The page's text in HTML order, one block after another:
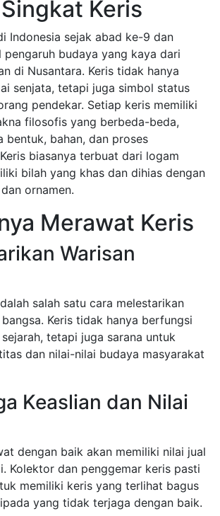
Keris
Indonesia sejak abad ke-9 dan
pengaruh budaya yang kaya dari
di Nusantara. Keris tidak hanya
senjata, tetapi juga simbol status
pendekar. Setiap keris memiliki
filosofis yang berbeda-beda,
bentuk, bahan, dan proses
biasanya terbuat dari logam
bilah yang khas dan dihias dengan
ornamen.
Merawat Keris
Warisan
salah satu cara melestarikan
Keris tidak hanya berfungsi
tetapi juga sarana untuk
dan nilai-nilai budaya masyarakat
Keaslian dan Nilai
dengan baik akan memiliki nilai jual
Kolektor dan penggemar keris pasti
memiliki keris yang terlihat bagus
yang tidak terjaga dengan baik.